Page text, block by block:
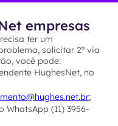
empresas
ter um
solicitar 2ª via
você pode:
HughesNet, no
;
(11) 3956-